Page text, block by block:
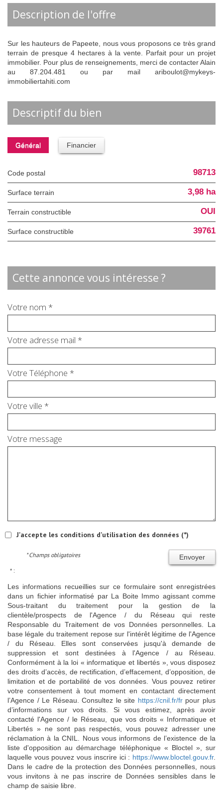
description de l'offre
Sur les hauteurs de Papeete, nous vous proposons ce très grand
terrain de presque 4 hectares à la vente. Parfait pour un projet
immobilier. Pour plus de renseignements, merci de contacter Alain
au 87.204.481 ou par mail ariboulot@mykeys-
immobiliertahiti.com
descriptif du bien
Général Financier
Code postal 98713
surface terrain 3,98 ha
Terrain constructible OUI
Surface constructible 39761
cette annonce vous intéresse ?
Votre nom *
Votre adresse mail *
Votre Téléphone *
Votre ville *
Votre message
J'accepte les conditions d'utilisation des données (*)
Envoyer
* Champs obligatoires
* :
Les informations recueillies sur ce formulaire sont enregistrées
dans un fichier informatisé par La Boite Immo agissant comme
Sous-traitant du traitement pour la gestion de la
clientèle/prospects de l'Agence / du Réseau qui reste
Responsable du Traitement de vos Données personnelles. La
base légale du traitement repose sur l'intérêt légitime de l'Agence
/ du Réseau. Elles sont conservées jusqu'à demande de
suppression et sont destinées à l'Agence / au Réseau.
Conformément à la loi « informatique et libertés », vous disposez
des droits d’accès, de rectification, d’effacement, d’opposition, de
limitation et de portabilité de vos données. Vous pouvez retirer
votre consentement à tout moment en contactant directement
l’Agence / Le Réseau. Consultez le site https://cnil.fr/frpour plus
d’informations sur vos droits. Si vous estimez, après avoir
contacté l'Agence / le Réseau, que vos droits « Informatique et
Libertés » ne sont pas respectés, vous pouvez adresser une
réclamation à la CNIL. Nous vous informons de l’existence de la
liste d'opposition au démarchage téléphonique « Bloctel », sur
laquelle vous pouvez vous inscrire ici : https://www.bloctel.gouv.fr.
Dans le cadre de la protection des Données personnelles, nous
vous invitons à ne pas inscrire de Données sensibles dans le
champ de saisie libre.